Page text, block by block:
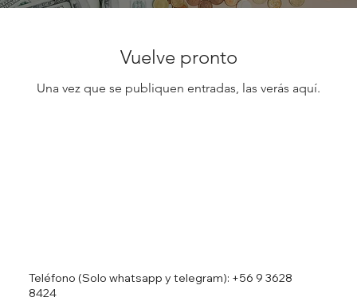
Vuelve pronto
Una vez que se publiquen entradas, las verás aquí.
Teléfono (Solo whatsapp y telegram): +56 9 3628
8424